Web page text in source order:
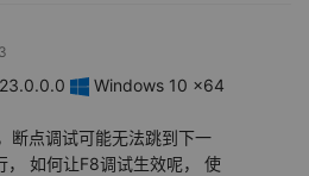
Windows 10 x64
断点调试可能无法跳到下一
， 如何让F8调试生效呢， 使